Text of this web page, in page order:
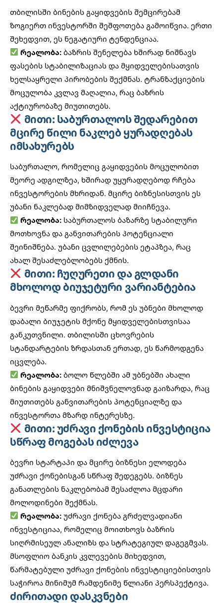
თბილისში ბინების გაყიდვების შემცირებამ
ზოგიერთ ინვესტორში შეშფოთება გამოიწვია. ერთი
შეხედვით, ეს ნეგატიური ტენდენციაა.
რეალობა: ბაზრის შენელება ხშირად ნიშნავს
ფასების სტაბილიზაციას და მყიდველებისათვის
ხელსაყრელი პირობების შექმნას. ტრანზაქციების
მოცულობა კვლავ მაღალია, რაც ბაზრის
აქტიურობაზე მიუთითებს.
მითი: საბურთალოს შედარებით
მცირე წილი ნაკლებ ყურადღებას
იმსახურებს
საბურთალო, რომელიც გაყიდვების მოცულობით
მეორე ადგილზეა, ხშირად უყურადღებოდ რჩება
ინვესტორების მხრიდან. მცირე ბიზნესისთვის ეს
უბანი ნაკლებად მიმზიდველად მიიჩნევა.
რეალობა: საბურთალოს ბაზარზე სტაბილური
მოთხოვნა და განვითარების პოტენციალი
შეინიშნება. უბანი ცვლილებების ეტაპზეა, რაც
ახალ შესაძლებლობებს ქმნის.
მითი: ჩუღურეთი და გლდანი
მხოლოდ ბიუჯეტური ვარიანტებია
ბევრი მეწარმე ფიქრობს, რომ ეს უბნები მხოლოდ
დაბალი ბიუჯეტის მქონე მყიდველებისთვისაა
განკუთვნილი. თბილისში ცხოვრების
სტანდარტების ზრდასთან ერთად, ეს წარმოდგენა
იცვლება.
რეალობა: ბოლო წლებში ამ უბნებში ახალი
ბინების გაყიდვები მნიშვნელოვნად გაიზარდა, რაც
მიუთითებს განვითარების პოტენციალზე და
ინვესტორთა მზარდ ინტერესზე.
მითი: უძრავი ქონების ინვესტიცია
სწრაფ მოგებას იძლევა
ბევრი სტარტაპი და მცირე ბიზნესი ელოდება
უძრავი ქონებისგან სწრაფ შედეგებს. ბიზნეს
განათლების ნაკლებობამ შესაძლოა მცდარი
მოლოდინები შექმნას.
რეალობა: უძრავი ქონება გრძელვადიანი
ინვესტიციაა, რომელიც მოითხოვს ბაზრის
სიღრმისეულ ანალიზს და სტრატეგიულ დაგეგმვას.
მსოფლიო ბანკის კვლევების მიხედვით,
წარმატებული უძრავი ქონების ინვესტიციებისთვის
საჭიროა მინიმუმ რამდენიმე წლიანი პერსპექტივა.
ძირითადი დასკვნები